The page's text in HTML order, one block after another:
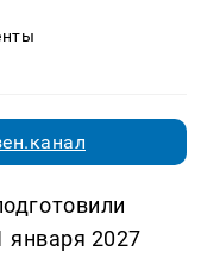
января 2027